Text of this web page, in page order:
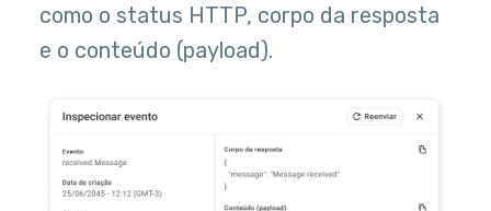
como o status HTTP, corpo da resposta
e o conteúdo (payload).